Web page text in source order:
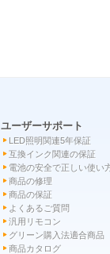
ユーザーサポート
LED照明関連5年保証
互換インク関連の保証
電池の安全で正しい使い
商品の修理
商品の保証
よくあるご質問
汎用リモコン
グリーン購入法適合商品
商品カタログ